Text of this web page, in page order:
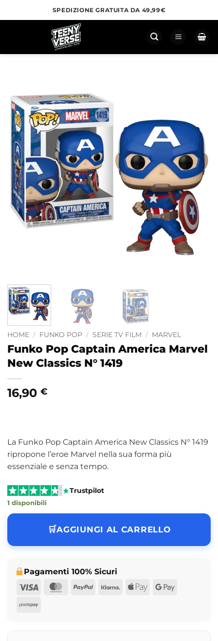
ai
SPEDIZIONE GRATUITA DA 49,99€
HOME / FUNKO POP / SERIE TV FILM / MARVEL
Funko Pop Captain America Marvel
New Classics N° 1419
16,90 €
La Funko Pop Captain America New Classics N° 1419
ripropone l’eroe Marvel nella sua forma più
essenziale e senza tempo.
Trustpilot
1 disponibili
AGGIUNGI AL CARRELLO
Pagamenti 100% Sicuri
Visa
MasterCard
PayPalKlarna Apple Google
Postepay